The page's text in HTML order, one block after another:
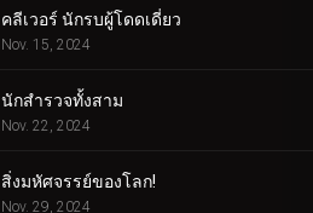
คลีเวอร์ นักรบผู้โดดเดี่ยว
Nov. 15, 2024
นักสำรวจทั้งสาม
Nov. 22, 2024
สิ่งมหัศจรรย์ของโลก!
Nov. 29, 2024